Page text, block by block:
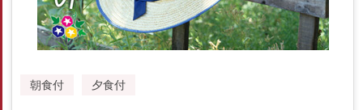
朝食付 夕食付